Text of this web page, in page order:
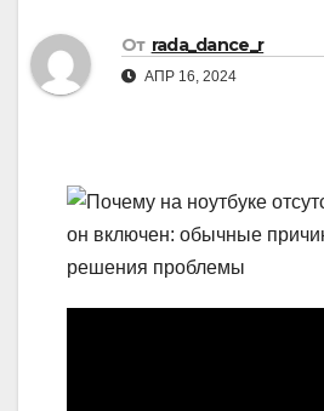
От rada_dance_r
АПР 16, 2024